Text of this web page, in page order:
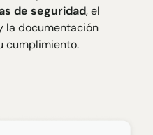
de seguridad, el
la documentación
cumplimiento.